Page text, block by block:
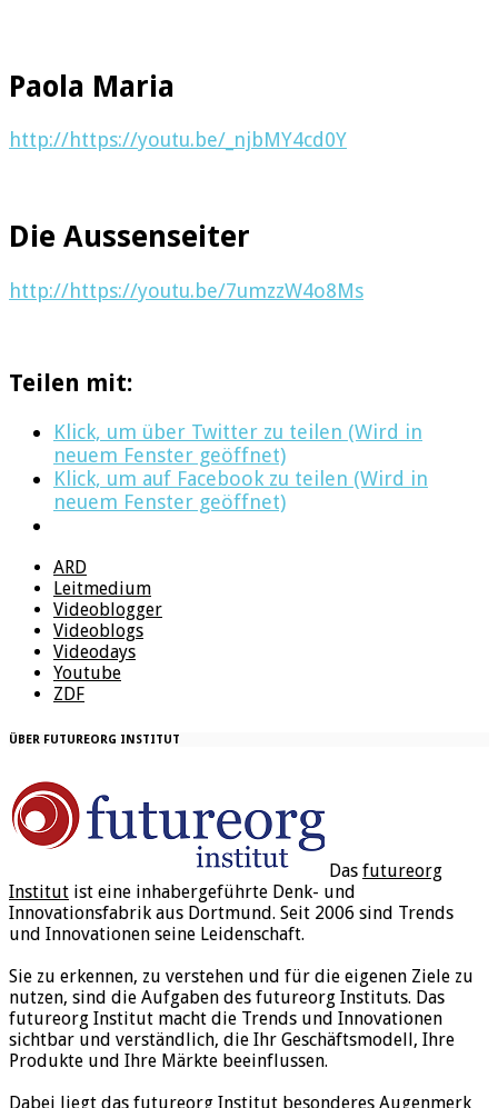
Paola Maria
http://https://youtu.be/_njbMY4cd0Y
Die Aussenseiter
http://https://youtu.be/7umzzW4o8Ms
Teilen mit:
Klick, um über Twitter zu teilen (Wird in
neuem Fenster geöffnet)
Klick, um auf Facebook zu teilen (Wird in
neuem Fenster geöffnet)
ARD
Leitmedium
Videoblogger
Videoblogs
Videodays
Youtube
ZDF
ÜBER FUTUREORG INSTITUT
Das futureorg
Institut ist eine inhabergeführte Denk- und
Innovationsfabrik aus Dortmund. Seit 2006 sind Trends
und Innovationen seine Leidenschaft.
Sie zu erkennen, zu verstehen und für die eigenen Ziele zu
nutzen, sind die Aufgaben des futureorg Instituts. Das
futureorg Institut macht die Trends und Innovationen
sichtbar und verständlich, die Ihr Geschäftsmodell, Ihre
Produkte und Ihre Märkte beeinflussen.
Dabei liegt das futureorg Institut besonderes Augenmerk